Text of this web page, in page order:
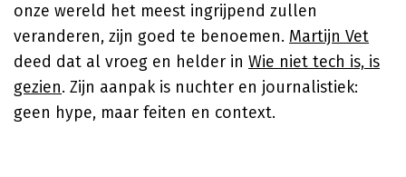
onze wereld het meest ingrijpend zullen
veranderen, zijn goed te benoemen. Martijn Vet
deed dat al vroeg en helder in Wie niet tech is, is
gezien. Zijn aanpak is nuchter en journalistiek:
geen hype, maar feiten en context.